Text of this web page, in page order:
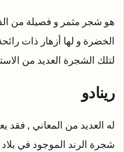
هو شجر مثمر و فصيلة من
الخضرة و لها أزهار ذات
لتلك الشجرة العديد من
رينادو
له العديد من المعاني , فقد
شجرة الرند الموجود في